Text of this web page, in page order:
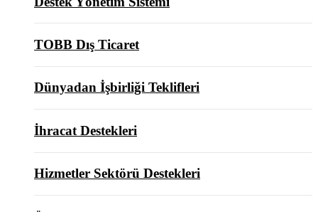
TOBB Dış Ticaret
Dünyadan İşbirliği Teklifleri
İhracat Destekleri
Hizmetler Sektörü Destekleri